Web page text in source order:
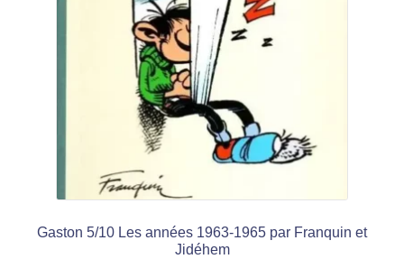
Gaston 5/10 Les années 1963-1965 par Franquin et
Jidéhem